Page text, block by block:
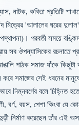
নাটক, কবিতা প্রতিটি
মিত্রের 'আলালের ঘরের
পরবর্তী সময়ে
ঔপন্যাসিকের রচনাতে
পাঠক সমাজ যাঁকে
সমাজের সেই ধরনের
নিম্নবর্গের বলে
বর্ণ, বয়স, পেশা কিংবা যে
নির্মাণ করেছেন তাঁর এই